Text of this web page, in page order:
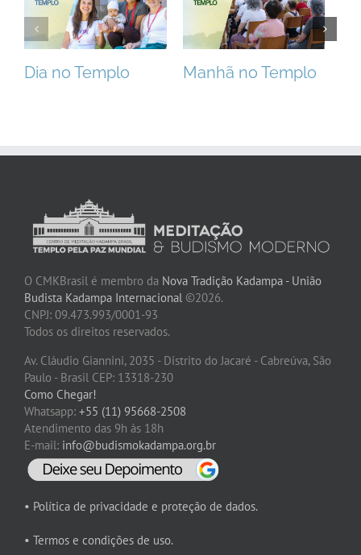
Dia no Templo Manhã no Templo
O CMKBrasil é membro da Nova Tradição Kadampa - União
Budista Kadampa Internacional ©2026.
CNPJ: 09.473.993/0001-93
Todos os direitos reservados.
Av. Cláudio Giannini, 2035 - Distrito do Jacaré - Cabreúva, São
Paulo - Brasil CEP: 13318-230
Como Chegar!
Whatsapp: +55 (11) 95668-2508
Atendimento das 9h às 18h
E-mail: info@budismokadampa.org.br
• Política de privacidade e proteção de dados.
• Termos e condições de uso.